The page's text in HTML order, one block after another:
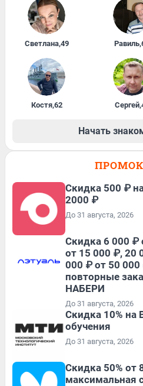
Светлана,49 Равиль,
Костя,62 Сергей,
Начать
Скидка 500 ₽
2000 ₽
До 31 августа, 2026
Скидка 6 000 ₽
от 15 000 ₽, 20
000 ₽ от 50
повторные
НАБЕРИ
До 31 августа, 2026
Скидка 10% на
обучения
До 31 августа, 2026
Скидка 50% от
максимальная